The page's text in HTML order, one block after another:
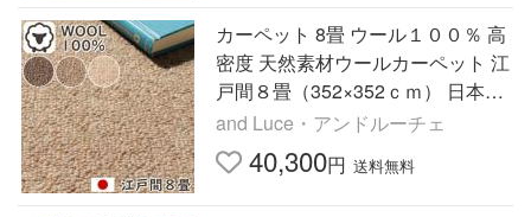
カーペット 8畳 ウール１００％ 高
密度 天然素材ウールカーペット 江
戸間８畳（352×352ｃｍ） 日本製
防炎カーペット ウール 防炎 3000
O02
and Luce・アンドルーチェ
40,300円 送料無料